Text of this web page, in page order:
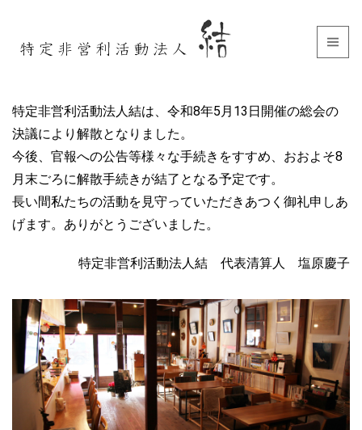
特定非営利活動法人結は、令和8年5月13日開催の総会の
決議により解散となりました。
今後、官報への公告等様々な手続きをすすめ、おおよそ8
月末ごろに解散手続きが結了となる予定です。
長い間私たちの活動を見守っていただきあつく御礼申しあ
げます。ありがとうございました。
特定非営利活動法人結 代表清算人 塩原慶子